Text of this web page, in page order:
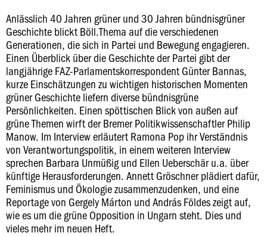
Anlässlich 40 Jahren grüner und 30 Jahren bündnisgrüner
Geschichte blickt Böll.Thema auf die verschiedenen
Generationen, die sich in Partei und Bewegung engagieren.
Einen Überblick über die Geschichte der Partei gibt der
langjährige FAZ-Parlamentskorrespondent Günter Bannas,
kurze Einschätzungen zu wichtigen historischen Momenten
grüner Geschichte liefern diverse bündnisgrüne
Persönlichkeiten. Einen spöttischen Blick von außen auf
grüne Themen wirft der Bremer Politikwissenschaftler Philip
Manow. Im Interview erläutert Ramona Pop ihr Verständnis
von Verantwortungspolitik, in einem weiteren Interview
sprechen Barbara Unmüßig und Ellen Ueberschär u.a. über
künftige Herausforderungen. Annett Gröschner plädiert dafür,
Feminismus und Ökologie zusammenzudenken, und eine
Reportage von Gergely Márton und András Földes zeigt auf,
wie es um die grüne Opposition in Ungarn steht. Dies und
vieles mehr im neuen Heft.